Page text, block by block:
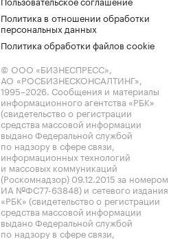
Политика в отношении обработки
персональных данных
Политика обработки файлов cookie
© ООО «БИЗНЕСПРЕСС»,
АО «РОСБИЗНЕСКОНСАЛТИНГ»,
1995–2026. Сообщения и материалы
информационного агентства «РБК»
(свидетельство о регистрации
средства массовой информации
выдано Федеральной службой
по надзору в сфере связи,
информационных технологий
и массовых коммуникаций
(Роскомнадзор) 09.12.2015 за номером
ИА №ФС77-63848) и сетевого издания
«РБК» (свидетельство о регистрации
средства массовой информации
выдано Федеральной службой
по надзору в сфере связи,